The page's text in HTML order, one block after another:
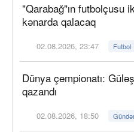
"Qarabağ"ın futbolçusu
kənarda qalacaq
02.08.2026, 23:47 Futbol
Dünya çempionatı:
qazandı
02.08.2026, 18:50